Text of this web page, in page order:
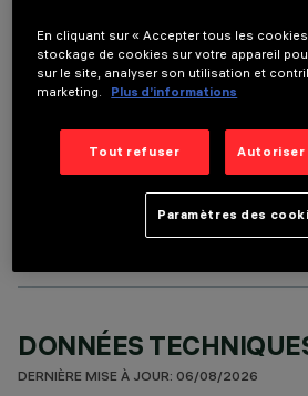
PROFILO
COMPOSANTS
DONNÉES
DERNIÈRE MISE À JOUR: 06/08/2026
En cliquant sur « Accepter tous les
stockage de cookies sur votre appareil
sur le site, analyser son utilisation et
marketing.
Plus d’informations
Tout refuser Autoriser
Paramètres des